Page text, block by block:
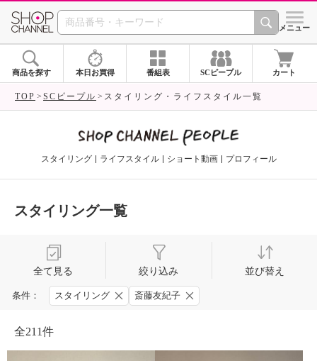
SHOP CHANNEL シメニュー
商品を探す 本日お買得 番組表 SCピープル カート
TOP SCピープル スタイリング・ライフスタイル一覧
スタイリング ライフスタイル ショート動画 プロフィール
スタイリング一覧
全て見る 絞り込み 並び替え
条件： スタイリング 斎藤友紀子
全211件